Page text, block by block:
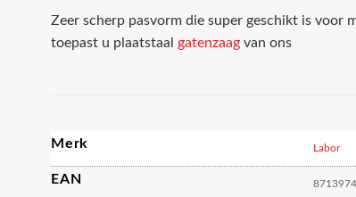
Zeer scherp pasvorm die super geschikt is voor
toepast u plaatstaal gatenzaag van ons
Merk Labor
EAN